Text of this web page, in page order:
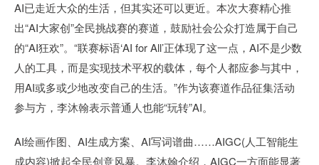
AI已走近大众的生活，但其实还可以更近。本次大赛精心推
出“AI大家创”全民挑战赛的赛道，鼓励社会公众打造属于自己
的“AI狂欢”。“联赛标语‘AI for All’正体现了这一点，AI不是少数
人的工具，而是实现技术平权的载体，每个人都应参与其中，
用AI或多或少地改变自己的生活。”作为该赛道作品征集活动
参与方，李沐翰表示普通人也能“玩转”AI。
AI绘画作图、AI生成方案、AI写词谱曲……AIGC(人工智能生
成内容)掀起全民创意风暴。李沐翰介绍，AIGC一方面能显著